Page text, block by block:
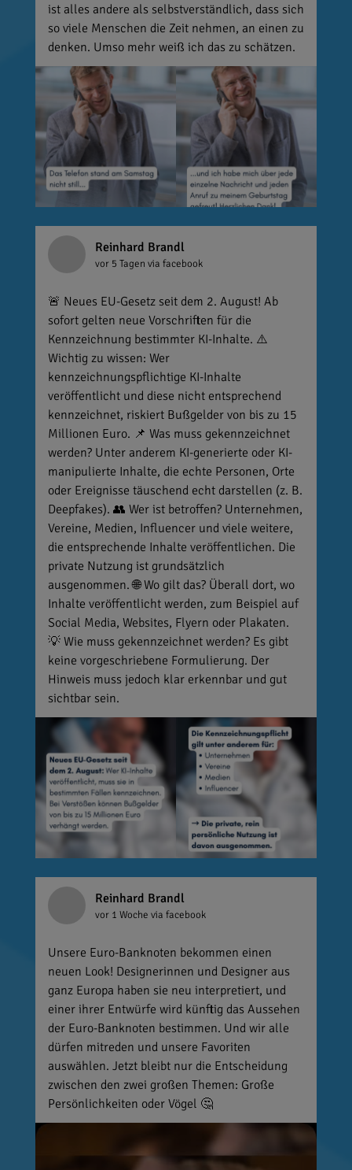
ist alles andere als selbstverständlich, dass sich
so viele Menschen die Zeit nehmen, an einen zu
denken. Umso mehr weiß ich das zu schätzen.
Reinhard Brandl
vor 5 Tagen via facebook
🚨 Neues EU-Gesetz seit dem 2. August! Ab
sofort gelten neue Vorschriften für die
Kennzeichnung bestimmter KI-Inhalte. ⚠️
Wichtig zu wissen: Wer
kennzeichnungspflichtige KI-Inhalte
veröffentlicht und diese nicht entsprechend
kennzeichnet, riskiert Bußgelder von bis zu 15
Millionen Euro. 📌 Was muss gekennzeichnet
werden? Unter anderem KI-generierte oder KI-
manipulierte Inhalte, die echte Personen, Orte
oder Ereignisse täuschend echt darstellen (z. B.
Deepfakes). 👥 Wer ist betroffen? Unternehmen,
Vereine, Medien, Influencer und viele weitere,
die entsprechende Inhalte veröffentlichen. Die
private Nutzung ist grundsätzlich
ausgenommen. 🌐 Wo gilt das? Überall dort, wo
Inhalte veröffentlicht werden, zum Beispiel auf
Social Media, Websites, Flyern oder Plakaten.
💡 Wie muss gekennzeichnet werden? Es gibt
keine vorgeschriebene Formulierung. Der
Hinweis muss jedoch klar erkennbar und gut
sichtbar sein.
Reinhard Brandl
vor 1 Woche via facebook
Unsere Euro-Banknoten bekommen einen
neuen Look! Designerinnen und Designer aus
ganz Europa haben sie neu interpretiert, und
einer ihrer Entwürfe wird künftig das Aussehen
der Euro-Banknoten bestimmen. Und wir alle
dürfen mitreden und unsere Favoriten
auswählen. Jetzt bleibt nur die Entscheidung
zwischen den zwei großen Themen: Große
Persönlichkeiten oder Vögel 🤔